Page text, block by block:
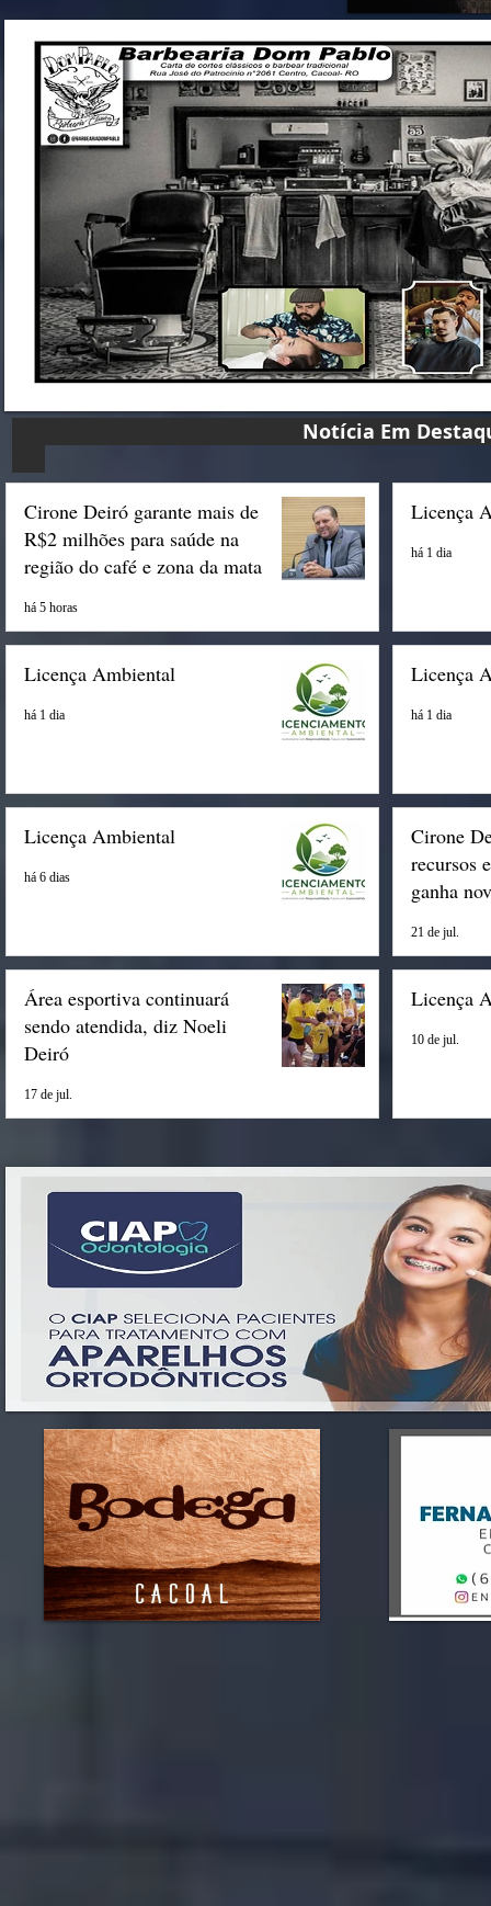
Notícia Em
Cirone Deiró garante mais de
R$2 milhões para saúde na
região do café e zona da mata
há 5 horas
Licença
há 1 dia
Licença Ambiental
há 1 dia
Licença
há 1 dia
Licença Ambiental
há 6 dias
Cirone
recursos
ganha
21 de jul.
Área esportiva continuará
sendo atendida, diz Noeli
Deiró
17 de jul.
Licença
10 de jul.